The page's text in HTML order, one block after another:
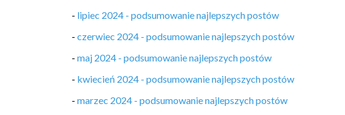
- lipiec 2024 - podsumowanie najlepszych postów
- czerwiec 2024 - podsumowanie najlepszych postów
- maj 2024 - podsumowanie najlepszych postów
- kwiecień 2024 - podsumowanie najlepszych postów
- marzec 2024 - podsumowanie najlepszych postów